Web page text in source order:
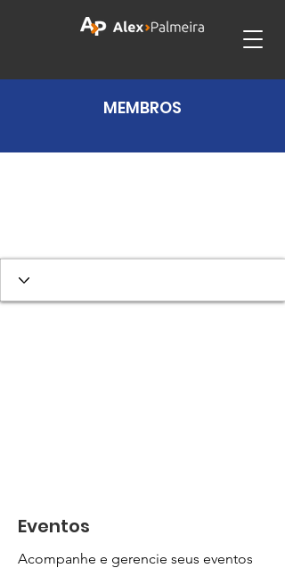
MEMBROS
Eventos
Acompanhe e gerencie seus eventos